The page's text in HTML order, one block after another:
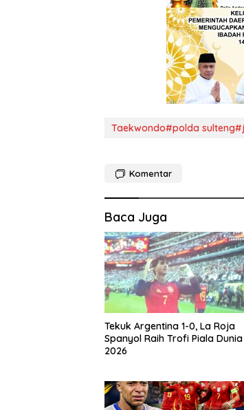
Taekwondo#polda
Komentar
Baca Juga
Tekuk Argentina 1-0, La Roja
Spanyol Raih Trofi Piala Dunia
2026